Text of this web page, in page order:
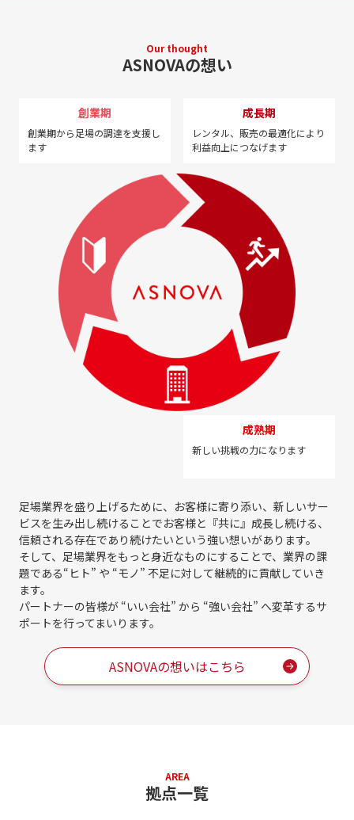
Our thought
ASNOVAの想い
創業期
創業期から足場の調達を支援し
ます
成長期
レンタル、販売の最適化により
利益向上につなげます
成熟期
新しい挑戦の力になります
足場業界を盛り上げるために、お客様に寄り添い、新しいサー
ビスを生み出し続けることでお客様と『共に』成長し続ける、
信頼される存在であり続けたいという強い想いがあります。
そして、足場業界をもっと身近なものにすることで、業界の課
題である“ヒト” や “モノ” 不足に対して継続的に貢献していき
ます。
パートナーの皆様が “いい会社” から “強い会社” へ変革するサ
ポートを行ってまいります。
ASNOVAの想いはこちら
AREA
拠点一覧